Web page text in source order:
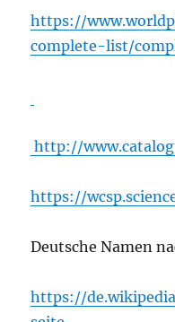
https://
complete-list/
http://
https://
Deutsche Namen
https://